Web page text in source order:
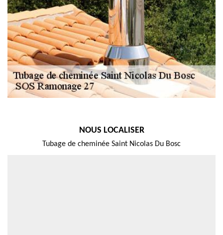
NOUS LOCALISER
Tubage de cheminée Saint Nicolas Du Bosc